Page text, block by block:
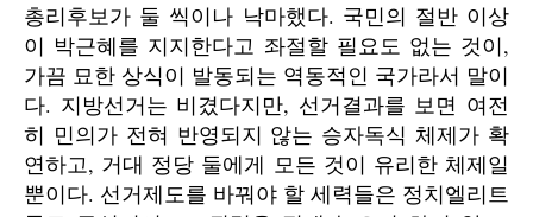
총리후보가 둘 씩이나 낙마했다. 국민의 절반 이상
이 박근혜를 지지한다고 좌절할 필요도 없는 것이,
가끔 묘한 상식이 발동되는 역동적인 국가라서 말이
다. 지방선거는 비겼다지만, 선거결과를 보면 여전
히 민의가 전혀 반영되지 않는 승자독식 체제가 확
연하고, 거대 정당 둘에게 모든 것이 유리한 체제일
뿐이다. 선거제도를 바꿔야 할 세력들은 정치엘리트